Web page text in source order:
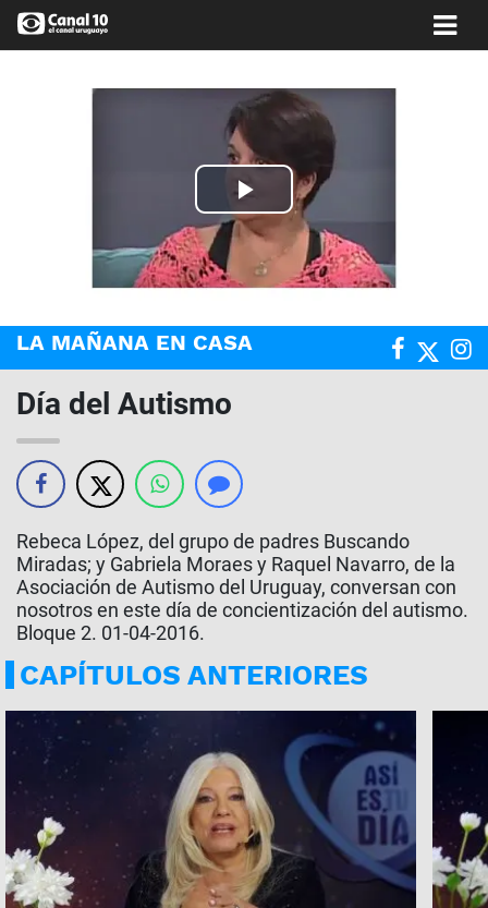
Play
Video
LA MAÑANA EN CASA
Día del Autismo
Rebeca López, del grupo de padres Buscando
Miradas; y Gabriela Moraes y Raquel Navarro, de la
Asociación de Autismo del Uruguay, conversan con
nosotros en este día de concientización del autismo.
Bloque 2. 01-04-2016.
CAPÍTULOS ANTERIORES